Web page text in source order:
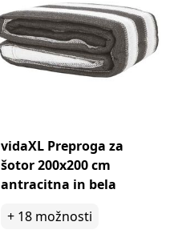
vidaXL Preproga za
šotor 200x200 cm
antracitna in bela
+ 18 možnosti